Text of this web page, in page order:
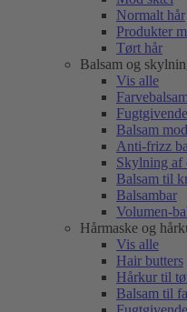
Normalt hår
Produkter
Tørt hår
Balsam og
Vis alle
Farvebalsam
Balsam
Anti-frizz
Skylning af
Balsam til
Balsambar
Volumen-
Hårmaske og
Vis alle
Hair butters
Hårkur til
Balsam til